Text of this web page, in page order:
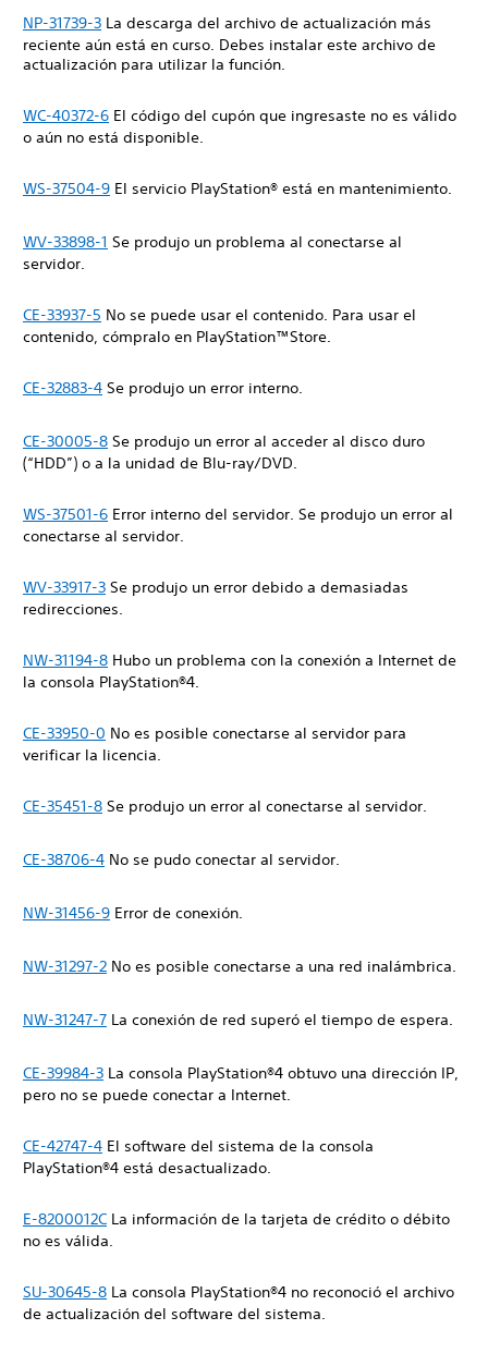
NP-31739-3 La descarga del archivo de actualización más
reciente aún está en curso. Debes instalar este archivo de
actualización para utilizar la función.
WC-40372-6 El código del cupón que ingresaste no es válido
o aún no está disponible.
WS-37504-9 El servicio PlayStation® está en mantenimiento.
WV-33898-1 Se produjo un problema al conectarse al
servidor.
CE-33937-5 No se puede usar el contenido. Para usar el
contenido, cómpralo en PlayStation™Store.
CE-32883-4 Se produjo un error interno.
CE-30005-8 Se produjo un error al acceder al disco duro
(“HDD”) o a la unidad de Blu-ray/DVD.
WS-37501-6 Error interno del servidor. Se produjo un error al
conectarse al servidor.
WV-33917-3 Se produjo un error debido a demasiadas
redirecciones.
NW-31194-8 Hubo un problema con la conexión a Internet de
la consola PlayStation®4.
CE-33950-0 No es posible conectarse al servidor para
verificar la licencia.
CE-35451-8 Se produjo un error al conectarse al servidor.
CE-38706-4 No se pudo conectar al servidor.
NW-31456-9 Error de conexión.
NW-31297-2 No es posible conectarse a una red inalámbrica.
NW-31247-7 La conexión de red superó el tiempo de espera.
CE-39984-3 La consola PlayStation®4 obtuvo una dirección IP,
pero no se puede conectar a Internet.
CE-42747-4 El software del sistema de la consola
PlayStation®4 está desactualizado.
E-8200012C La información de la tarjeta de crédito o débito
no es válida.
SU-30645-8 La consola PlayStation®4 no reconoció el archivo
de actualización del software del sistema.